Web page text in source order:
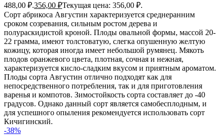
488,00 ₽.356,00 ₽Текущая цена: 356,00 ₽.
Сорт абрикоса Августин характеризуется среднеранним
сроком созревания, сильным ростом дерева и
полураскидистой кроной. Плоды овальной формы, массой 20-
22 грамма, имеют толстоватую, слегка опушенную желтую
кожицу, которая иногда имеет небольшой румянец. Мякоть
плодов оранжевого цвета, плотная, сочная и нежная,
характеризуется кисло-сладким вкусом и приятным ароматом.
Плоды сорта Августин отлично подходят как для
непосредственного потребления, так и для приготовления
варенья и компотов. Зимостойкость сорта составляет до -40
градусов. Однако данный сорт является самобесплодным, и
для успешного опыления рекомендуется использовать сорт
Кичигинский.
-38%